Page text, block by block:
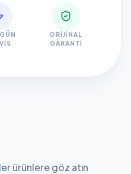
ORIJINAL
GARANTI
ürünlere göz atın